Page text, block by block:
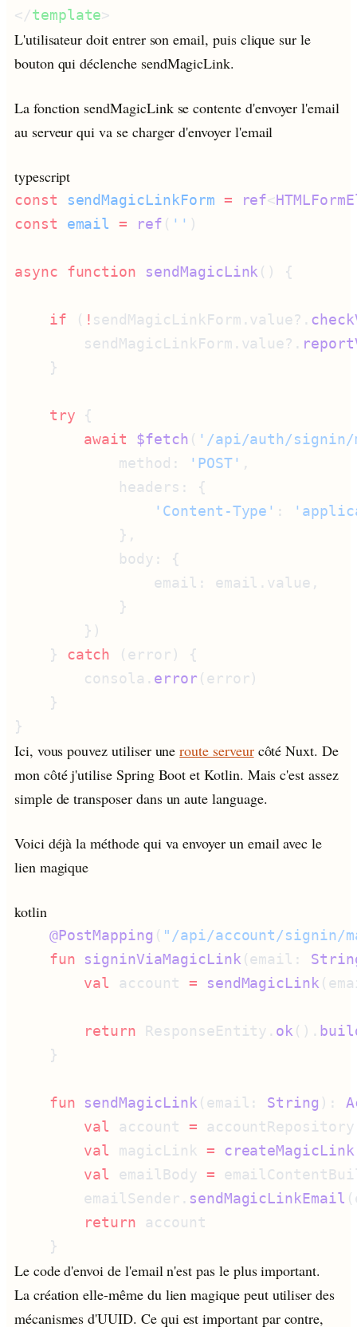
</template
L'utilisateur doit entrer son email, puis clique sur le
bouton qui déclenche sendMagicLink.
La fonction sendMagicLink se contente d'envoyer l'email
au serveur qui va se charger d'envoyer l'email
typescript
const sendMagicLinkForm = ref<
const email = ref ( ''
async function sendMagicLink
    if
( ! sendMagicLinkForm.value?.
        sendMagicLinkForm.value?.
    try
        await
$fetch ( '/api/auth/signin/
            method:
'POST'
                'Content-Type'
:
    }
catch
        consola.
error
Ici, vous pouvez utiliser uneroute serveurcôté Nuxt. De
mon côté j'utilise Spring Boot et Kotlin. Mais c'est assez
simple de transposer dans un aute language.
Voici déjà la méthode qui va envoyer un email avec le
lien magique
kotlin
    @PostMapping
( "/api/account/signin/
    fun
signinViaMagicLink (email:
        val
account = sendMagicLink
        return
ResponseEntity. ok ().
    fun
sendMagicLink (email: String ):
        val
account =
        val
magicLink = createMagicLink
        val
emailBody =
        emailSender.
sendMagicLinkEmail
        return
Le code d'envoi de l'email n'est pas le plus important.
La création elle-même du lien magique peut utiliser des
mécanismes d'UUID. Ce qui est important par contre,